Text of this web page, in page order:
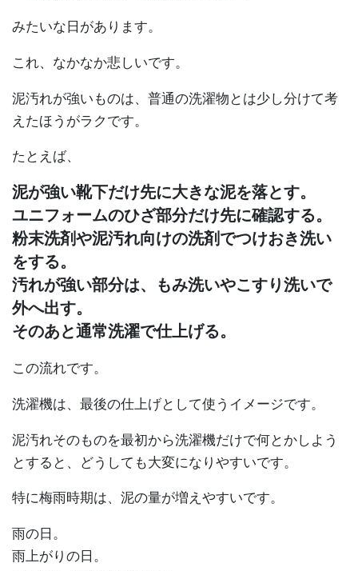
みたいな日があります。
これ、なかなか悲しいです。
泥汚れが強いものは、普通の洗濯物とは少し分けて考
えたほうがラクです。
たとえば、
泥が強い靴下だけ先に大きな泥を落とす。
ユニフォームのひざ部分だけ先に確認する。
粉末洗剤や泥汚れ向けの洗剤でつけおき洗い
をする。
汚れが強い部分は、もみ洗いやこすり洗いで
外へ出す。
そのあと通常洗濯で仕上げる。
この流れです。
洗濯機は、最後の仕上げとして使うイメージです。
泥汚れそのものを最初から洗濯機だけで何とかしよう
とすると、どうしても大変になりやすいです。
特に梅雨時期は、泥の量が増えやすいです。
雨の日。
雨上がりの日。